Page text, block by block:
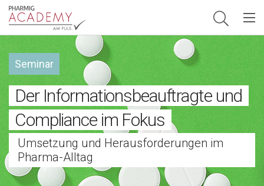
Hauptnavigation
Seminar
Der Informations­beauftragte und
Compliance im Fokus
Umsetzung und Herausforderungen im
Pharma-Alltag